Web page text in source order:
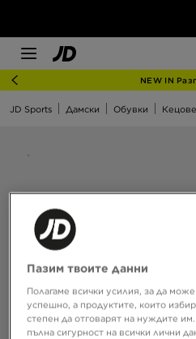
NEW IN
JD Sports Дамски Обувки Кецове
Пазим твоите данни
Полагаме всички усилия, за да
успешно, а продуктите, които
степен да отговарят на нуждите
пълна сигурност на всички лични